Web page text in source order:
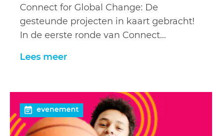
Connect for Global Change: De
gesteunde projecten in kaart gebracht!
In de eerste ronde van Connect…
Lees meer
evenement
meer